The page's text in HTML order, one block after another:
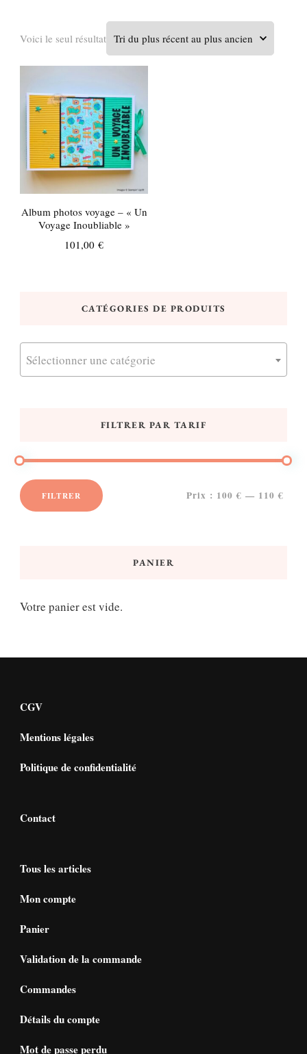
Voici le seul résultat
Album photos voyage – « Un
Voyage Inoubliable »
101,00€
CATÉGORIES DE PRODUITS
Sélectionner une catégorie
FILTRER PAR TARIF
FILTRER Prix : 100 € — 110 €
PANIER
Votre panier est vide.
CGV
Mentions légales
Politique de confidentialité
Contact
Tous les articles
Mon compte
Panier
Validation de la commande
Commandes
Détails du compte
Mot de passe perdu